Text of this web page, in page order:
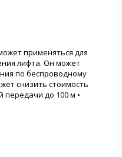
применяться для
лифта. Он может
по беспроводному
снизить стоимость
передачи до 100 м •